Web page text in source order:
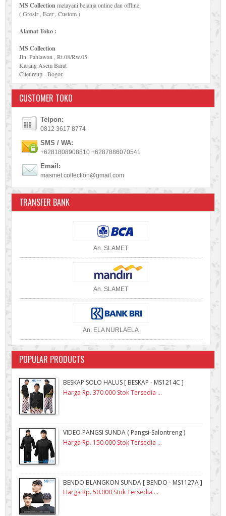
MS Collectionmelayani belanja online dan offline.
( Grosir , Ecer , Custom )
Alamat Toko :
MS Collection
Jln. Pahlawan , Rt.08/Rw.05
Karang Asem Barat
Citeureup - Bogor.
CUSTOMER TOKO
Telpon:
0812 3617 8774
SMS / WA:
+6281808908810 +6287886070541
Email:
masmet.collection@gmail.com
TRANSFER BANK
An. SLAMET
An. SLAMET
An. ELA NURLAELA
POPULAR PRODUCTS
BESKAP SOLO HALUS [ BESKAP - MS1214C ]
Harga Rp. 370.000 Stok Tersedia ...
VIDEO PANGSI SUNDA ( Pangsi-Salontreng )
Harga Rp. 150.000 Stok Tersedia ...
BENDO BLANGKON SUNDA [ BENDO - MS1127A ]
Harga Rp. 50.000 Stok Tersedia ...